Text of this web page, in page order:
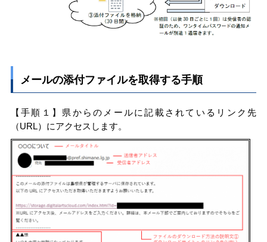
メールの添付ファイルを取得する手順
【手順１】県からのメールに記載されているリンク先
（URL）にアクセスします。